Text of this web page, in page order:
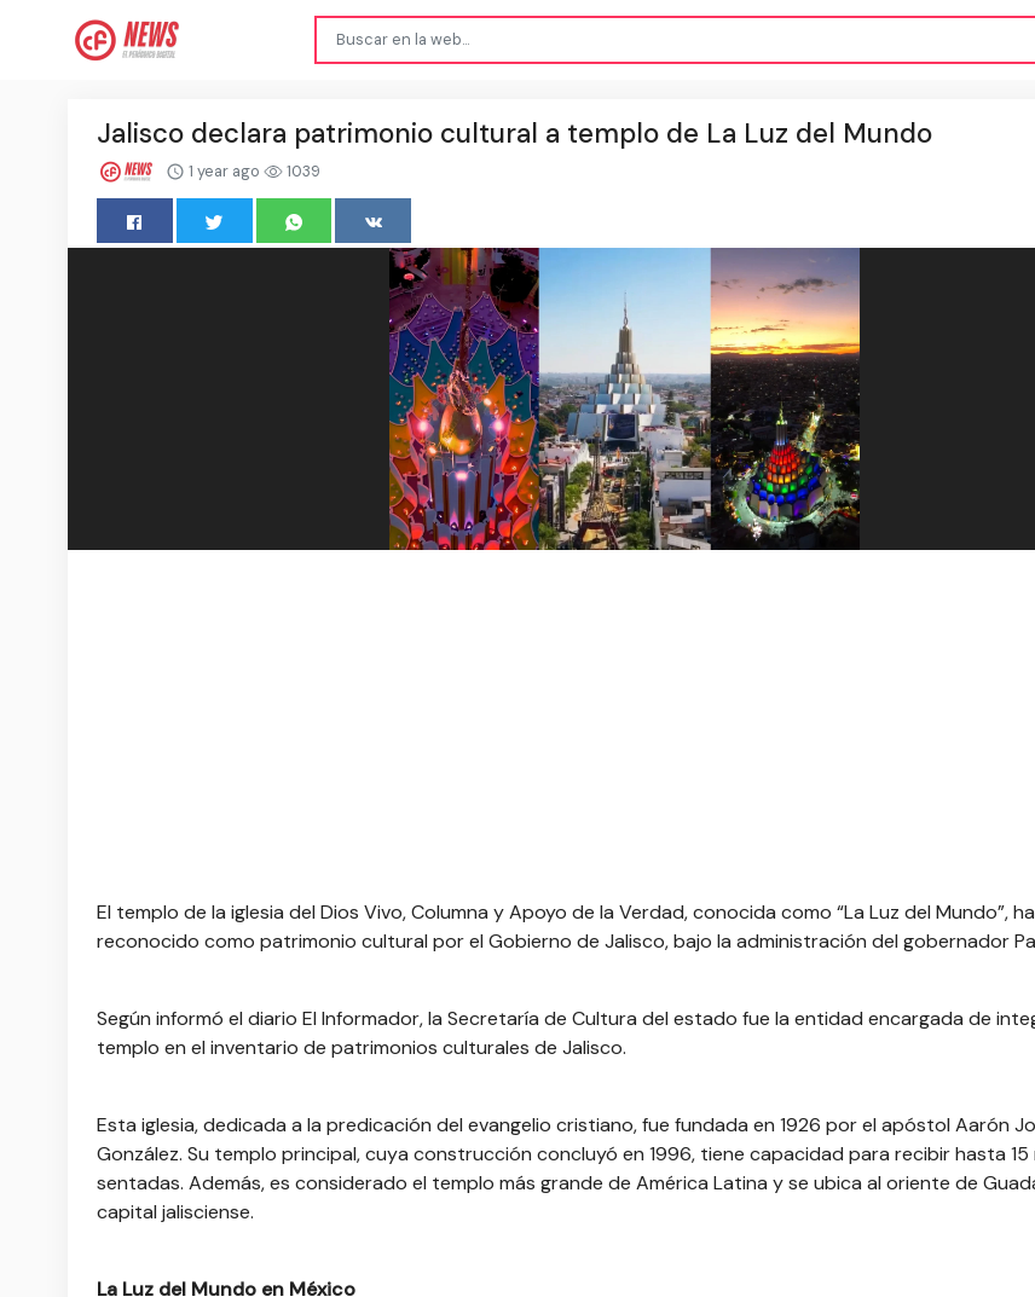
Jalisco declara patrimonio cultural a templo de La Luz del Mundo
1 year ago 1039
El templo de la iglesia del Dios Vivo, Columna y Apoyo de la Verdad, conocida como “La Luz del Mundo”,
reconocido como patrimonio cultural por el Gobierno de Jalisco, bajo la administración del gobernador
Según informó el diario El Informador, la Secretaría de Cultura del estado fue la entidad encargada de
templo en el inventario de patrimonios culturales de Jalisco.
Esta iglesia, dedicada a la predicación del evangelio cristiano, fue fundada en 1926 por el apóstol Aarón
González. Su templo principal, cuya construcción concluyó en 1996, tiene capacidad para recibir hasta 15
sentadas. Además, es considerado el templo más grande de América Latina y se ubica al oriente de
capital jalisciense.
La Luz del Mundo en México